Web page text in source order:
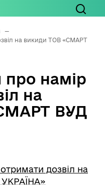
—
на викиди ТОВ «СМАРТ
про намір
на
ВУД
дозвіл на